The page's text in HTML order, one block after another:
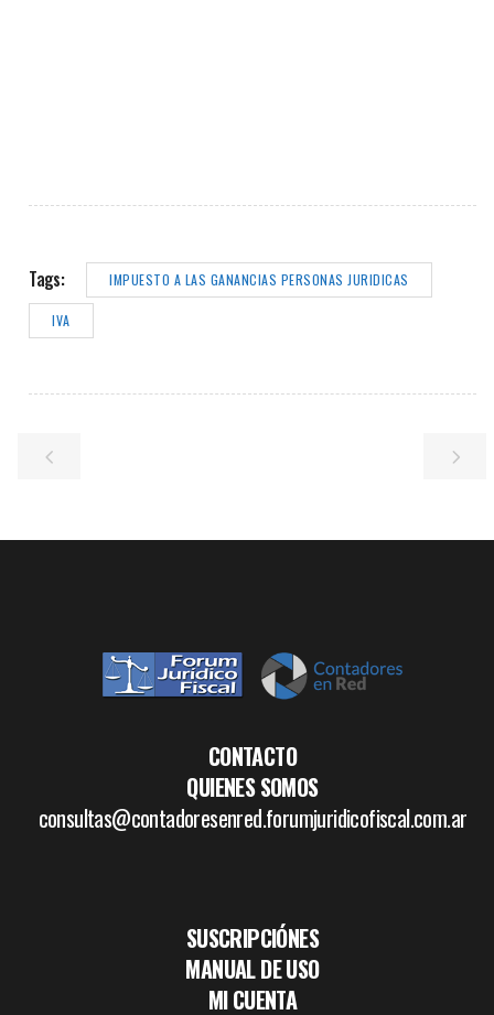
Tags: IMPUESTO A LAS GANANCIAS PERSONAS JURIDICAS
IVA
CONTACTO
QUIENES SOMOS
consultas@contadoresenred.forumjuridicofiscal.com.ar
SUSCRIPCIÓNES
MANUAL DE USO
MI CUENTA